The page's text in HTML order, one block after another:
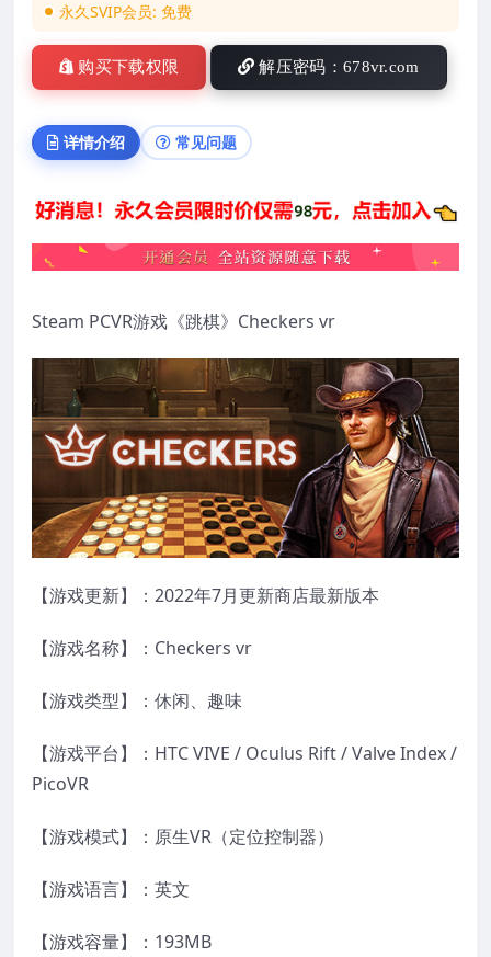
永久SVIP会员: 免费
购买下载权限 解压密码：678vr.com
详情介绍 常见问题
Steam PCVR游戏《跳棋》Checkers vr
【游戏更新】：2022年7月更新商店最新版本
【游戏名称】：Checkers vr
【游戏类型】：休闲、趣味
【游戏平台】：HTC VIVE / Oculus Rift / Valve Index /
PicoVR
【游戏模式】：原生VR（定位控制器）
【游戏语言】：英文
【游戏容量】：193MB